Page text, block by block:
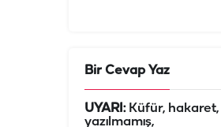
Bir Cevap Yaz
UYARI:Küfür, hakaret,
yazılmamış,